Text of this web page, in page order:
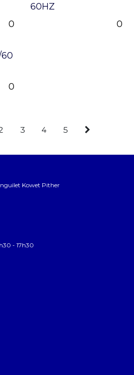
0
60HZ
0
0
3 4 5
Kowet Pither​
- 17h30